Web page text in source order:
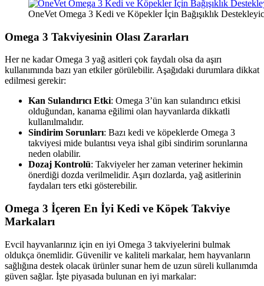
OneVet Omega 3 Kedi ve Köpekler İçin Bağışıklık
Omega 3 Takviyesinin Olası Zararları
Her ne kadar Omega 3 yağ asitleri çok faydalı olsa da aşırı
kullanımında bazı yan etkiler görülebilir. Aşağıdaki durumlara dikkat
edilmesi gerekir:
Kan Sulandırıcı Etki: Omega 3’ün kan sulandırıcı etkisi
olduğundan, kanama eğilimi olan hayvanlarda dikkatli
kullanılmalıdır.
Sindirim Sorunları: Bazı kedi ve köpeklerde Omega 3
takviyesi mide bulantısı veya ishal gibi sindirim sorunlarına
neden olabilir.
Dozaj Kontrolü: Takviyeler her zaman veteriner hekimin
önerdiği dozda verilmelidir. Aşırı dozlarda, yağ asitlerinin
faydaları ters etki gösterebilir.
Omega 3 İçeren En İyi Kedi ve Köpek Takviye
Markaları
Evcil hayvanlarınız için en iyi Omega 3 takviyelerini bulmak
oldukça önemlidir. Güvenilir ve kaliteli markalar, hem hayvanların
sağlığına destek olacak ürünler sunar hem de uzun süreli kullanımda
güven sağlar. İşte piyasada bulunan en iyi markalar: